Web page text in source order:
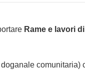
Rame e lavori
doganale comunitaria)